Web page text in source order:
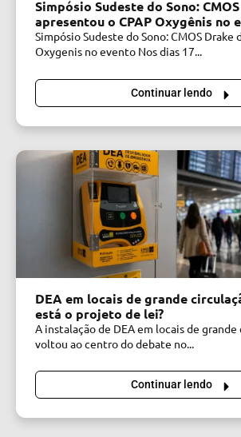
Simpósio Sudeste do Sono:
apresentou o CPAP Oxygênis no
Simpósio Sudeste do Sono: CMOS Drake
Oxygenis no evento Nos dias 17...
Continuar lendo
DEA em locais de grande
está o projeto de lei?
A instalação de DEA em locais de
voltou ao centro do debate no...
Continuar lendo